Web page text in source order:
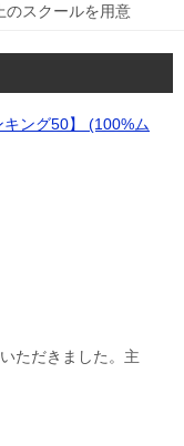
のスクールを用意
ング50】 (100%ム
ただきました。主